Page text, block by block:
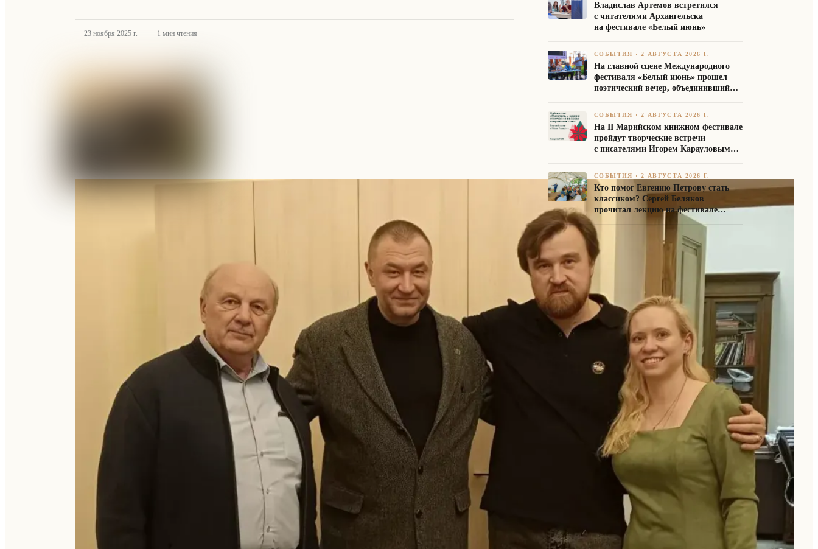
23 ноября 2025 г. · 1 мин чтения
Владислав Артемов встретился
с читателями Архангельска
на фестивале «Белый июнь»
СОБЫТИЯ ·2 АВГУСТА 2026 Г.
На главной сцене Международного
фестиваля «Белый июнь» прошел
поэтический вечер, объединивший
СОБЫТИЯ ·2 АВГУСТА 2026 Г.
На II Марийском книжном фестивале
пройдут творческие встречи
с писателями Игорем Карауловым
СОБЫТИЯ ·2 АВГУСТА 2026 Г.
Кто помог Евгению Петрову стать
классиком? Сергей Беляков
прочитал лекцию на фестивале